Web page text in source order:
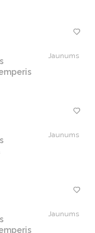
Jaunums
Jaunums
Jaunums